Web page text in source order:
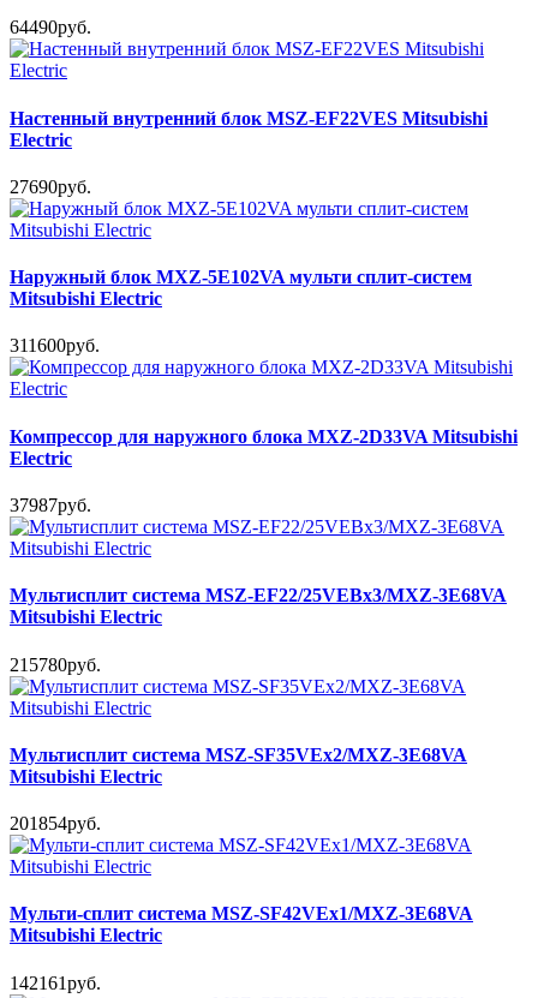
64490руб.
Настенный внутренний блок MSZ-EF22VES Mitsubishi
Electric
27690руб.
Наружный блок MXZ-5E102VA мульти сплит-систем
Mitsubishi Electric
311600руб.
Компрессор для наружного блока MXZ-2D33VA Mitsubishi
Electric
37987руб.
Мультисплит система MSZ-EF22/25VEBx3/MXZ-3E68VA
Mitsubishi Electric
215780руб.
Мультисплит система MSZ-SF35VEx2/MXZ-3E68VA
Mitsubishi Electric
201854руб.
Мульти-сплит система MSZ-SF42VEx1/MXZ-3E68VA
Mitsubishi Electric
142161руб.